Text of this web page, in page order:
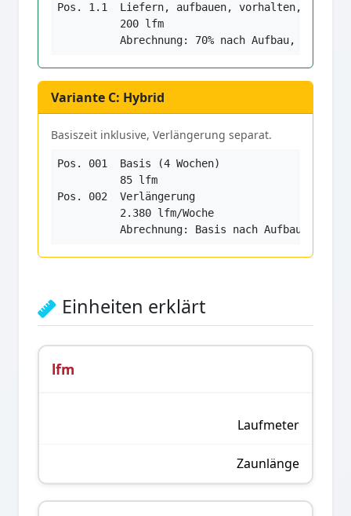
Pos. 1.1  Liefern, aufbauen, vorhalten, abbauen
          200 lfm
Abrechnung: 70% nach Aufbau, 30%
Variante C: Hybrid
Basiszeit inklusive, Verlängerung separat.
Pos. 001  Basis (4 Wochen)
          85 lfm
Pos. 002  Verlängerung
          2.380 lfm/Woche
Abrechnung: Basis nach Aufbau,
Einheiten erklärt
lfm
Laufmeter
Zaunlänge